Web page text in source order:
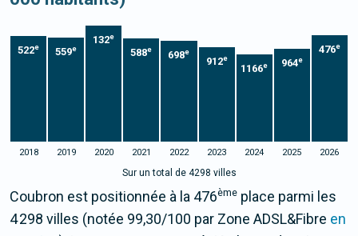
522e 559e
132e
588e 698e
912e
1166e 964e
476e
2018 2019 2020 2021 2022 2023 2024 2025 2026
Sur un total de 4298 villes
Coubron est positionnée à la 476ème place parmi les
4 298 villes (notée 99,30/100 par Zone ADSL&Fibre en